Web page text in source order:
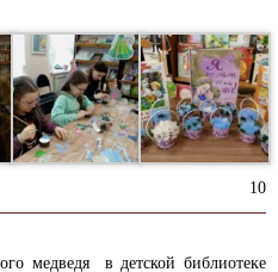
10
медведя
в детской библиотеке